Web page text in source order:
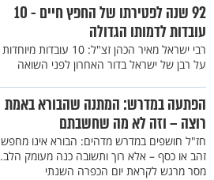
92 שנה לפטירתו של החפץ חיים - 10
עובדות לדמותו הגדולה
רבי ישראל מאיר הכהן זצ"ל: 10 עובדות מיוחדות
על רבן של ישראל בדור האחרון לפני השואה
הפתעה במדרש: המתנה שהבורא באמת
רוצה – וזה לא מה שחשבתם
חז"ל חושפים במדרש מדהים: הבורא אינו מחפש
זהב או כסף – אלא רוך ותשובה כנה מעומק הלב.
מסר מרגש לקראת יום הכפרה השנתי